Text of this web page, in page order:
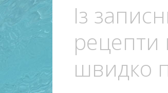
Із
рецепти
швидко